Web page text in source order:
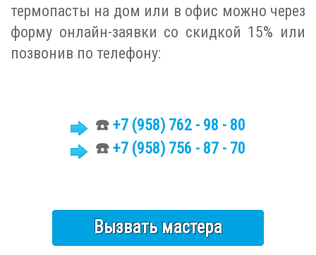
термопасты на дом или в офис можно через
форму онлайн-заявки со скидкой 15% или
позвонив по телефону:
☎️ +7 (958) 762 - 98 - 80
☎️ +7 (958) 756 - 87 - 70
Вызвать мастера